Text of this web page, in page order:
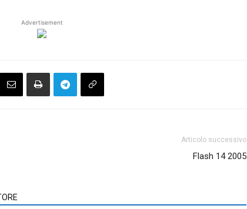
Advertisement
Articolo successivo
Flash 14 2005